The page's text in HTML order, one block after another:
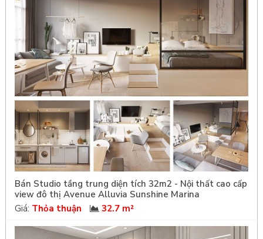
Bán Studio tầng trung diện tích 32m2 - Nội thất cao cấp
view đô thị Avenue Alluvia Sunshine Marina
Giá: Thỏa thuận 32.7 m²